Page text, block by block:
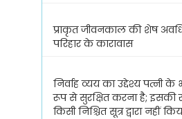
प्राकृत जीवनकाल की शेष
परिहार के कारावास
निर्वाह व्यय का उद्देश्य पत्नी
रूप से सुरक्षित करना है; इसकी
किसी निश्चित सूत्र द्वारा नहीं